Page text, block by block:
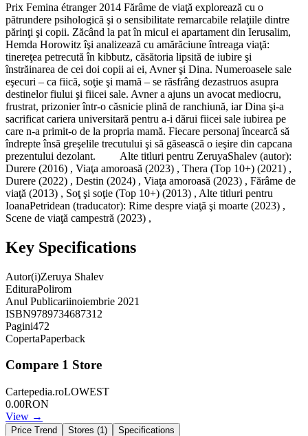
Prix Femina étranger 2014 Fărâme de viaţă explorează cu o
pătrundere psihologică şi o sensibilitate remarcabile relaţiile dintre
părinţi şi copii. Zăcând la pat în micul ei apartament din Ierusalim,
Hemda Horowitz îşi analizează cu amărăciune întreaga viaţă:
tinereţea petrecută în kibbutz, căsătoria lipsită de iubire şi
înstrăinarea de cei doi copii ai ei, Avner şi Dina. Numeroasele sale
eşecuri – ca fiică, soţie şi mamă – se răsfrâng dezastruos asupra
destinelor fiului şi fiicei sale. Avner a ajuns un avocat mediocru,
frustrat, prizonier într-o căsnicie plină de ranchiună, iar Dina şi-a
sacrificat cariera universitară pentru a-i dărui fiicei sale iubirea pe
care n-a primit-o de la propria mamă. Fiecare personaj încearcă să
îndrepte însă greşelile trecutului şi să găsească o ieşire din capcana
prezentului dezolant. Alte titluri pentru ZeruyaShalev (autor):
Durere (2016) , Viaţa amoroasă (2023) , Thera (Top 10+) (2021) ,
Durere (2022) , Destin (2024) , Viaţa amoroasă (2023) , Fărâme de
viaţă (2013) , Soţ şi soţie (Top 10+) (2013) , Alte titluri pentru
IoanaPetridean (traducator): Rime despre viaţă şi moarte (2023) ,
Scene de viaţă campestră (2023) ,
Key Specifications
Autor(i)Zeruya Shalev
EdituraPolirom
Anul Publicariinoiembrie 2021
ISBN9789734687312
Pagini472
CopertaPaperback
Compare 1 Store
Cartepedia.roLOWEST
0.00RON
View →
Price Trend Stores (1 ) Specifications